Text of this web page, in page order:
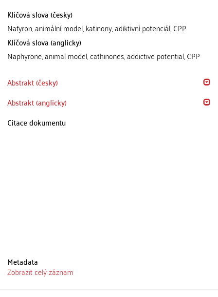
Klíčová slova (česky)
Nafyron, animální model, katinony, adiktivní potenciál, CPP
Klíčová slova (anglicky)
Naphyrone, animal model, cathinones, addictive potential, CPP
Abstrakt (česky)
Abstrakt (anglicky)
Citace dokumentu
Metadata
Zobrazit celý záznam